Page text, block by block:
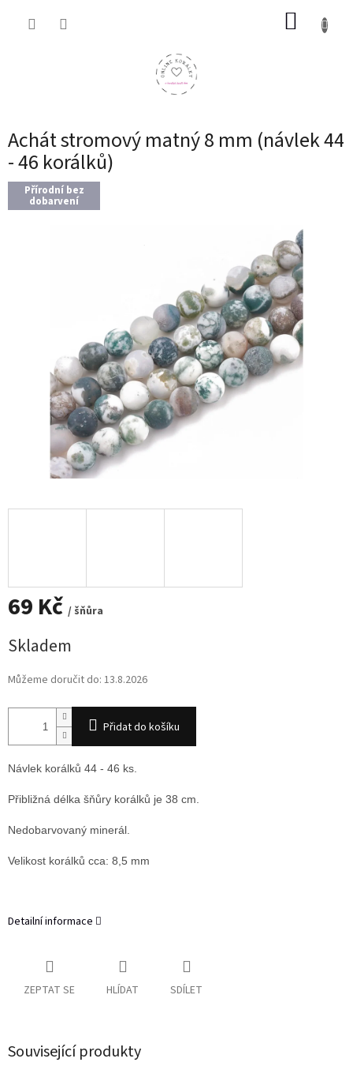
Achát stromový matný 8 mm (návlek 44
- 46 korálků)
Přírodní bez
dobarvení
69 Kč / šňůra
cena:
Skladem
Můžeme doručit do: 13.8.2026
Přidat do košíku
Návlek korálků 44 - 46 ks.
Přibližná délka šňůry korálků je 38 cm.
Nedobarvovaný minerál.
Velikost korálků cca: 8,5 mm
Detailní informace
ZEPTAT SE HLÍDAT SDÍLET
Související produkty